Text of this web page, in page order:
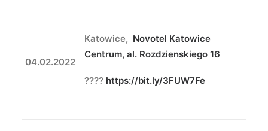
04.02.2022
Katowice, Novotel Katowice
Centrum, al. Rozdzienskiego 16
???? https://bit.ly/3FUW7Fe